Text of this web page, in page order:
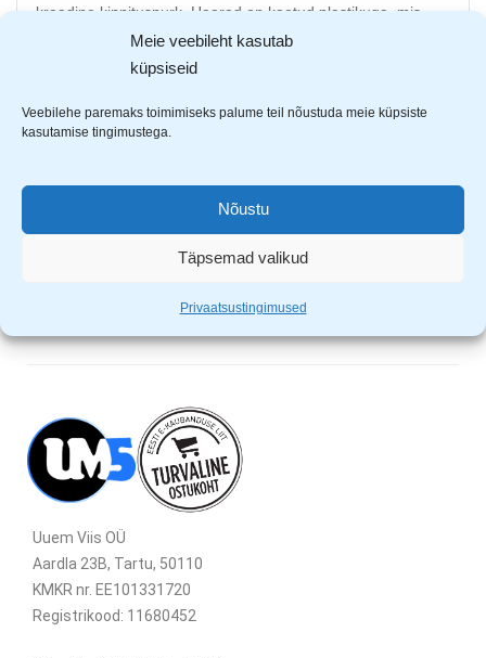
Meie veebileht kasutab
küpsiseid
Veebilehe paremaks toimimiseks palume teil nõustuda meie küpsiste
kasutamise tingimustega.
Nõustu
Täpsemad valikud
Privaatsustingimused
kraadine kinnitusnurk. Haarad on kaetud plastikuga, mis
tagab ohutu kasutamise erinevatel toodetel.
haardejõud
Kiire kinnitamine ja vabastamine
Tagurpidi opereeriv, mis võimaldab kinnitatud pitskruvi
Uuem Viis OÜ
Aardla 23B, Tartu, 50110
KMKR nr. EE101331720
Registrikood: 11680452